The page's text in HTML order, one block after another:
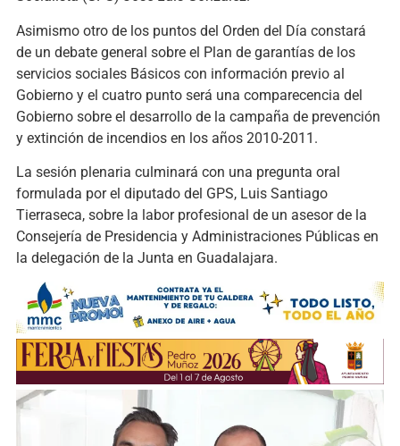
Asimismo otro de los puntos del Orden del Día constará
de un debate general sobre el Plan de garantías de los
servicios sociales Básicos con información previo al
Gobierno y el cuatro punto será una comparecencia del
Gobierno sobre el desarrollo de la campaña de prevención
y extinción de incendios en los años 2010-2011.
La sesión plenaria culminará con una pregunta oral
formulada por el diputado del GPS, Luis Santiago
Tierraseca, sobre la labor profesional de un asesor de la
Consejería de Presidencia y Administraciones Públicas en
la delegación de la Junta en Guadalajara.